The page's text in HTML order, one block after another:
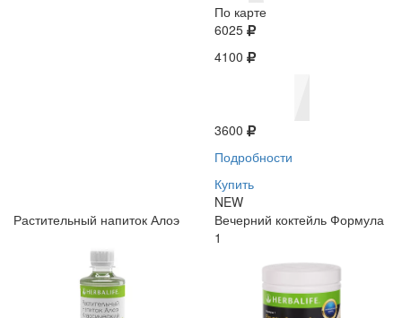
По карте
6025
4100
3600
Подробности
Купить
NEW
Растительный напиток Алоэ
Вечерний коктейль Формула
1